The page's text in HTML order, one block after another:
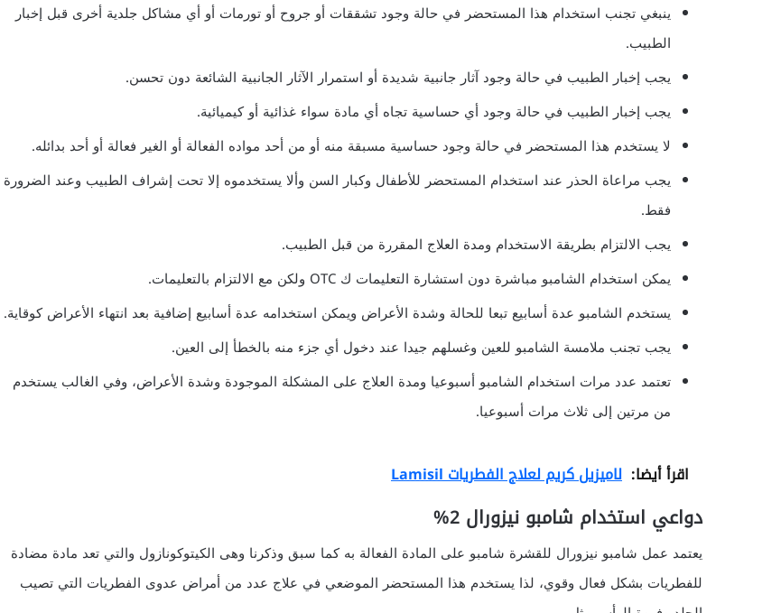
ينبغي تجنب استخدام هذا المستحضر في حالة وجود تشققات أو جروح أو تورمات أو أي مشاكل جلدية أخرى قبل إخبار
الطبيب.
يجب إخبار الطبيب في حالة وجود آثار جانبية شديدة أو استمرار الآثار الجانبية الشائعة دون تحسن.
يجب إخبار الطبيب في حالة وجود أي حساسية تجاه أي مادة سواء غذائية أو كيميائية.
لا يستخدم هذا المستحضر في حالة وجود حساسية مسبقة منه أو من أحد مواده الفعالة أو الغير فعالة أو أحد بدائله.
يجب مراعاة الحذر عند استخدام المستحضر للأطفال وكبار السن وألا يستخدموه إلا تحت إشراف الطبيب وعند الضرورة
فقط.
يجب الالتزام بطريقة الاستخدام ومدة العلاج المقررة من قبل الطبيب.
يمكن استخدام الشامبو مباشرة دون استشارة التعليمات ك OTC ولكن مع الالتزام بالتعليمات.
يستخدم الشامبو عدة أسابيع تبعا للحالة وشدة الأعراض ويمكن استخدامه عدة أسابيع إضافية بعد انتهاء الأعراض كوقاية.
يجب تجنب ملامسة الشامبو للعين وغسلهم جيدا عند دخول أي جزء منه بالخطأ إلى العين.
تعتمد عدد مرات استخدام الشامبو أسبوعيا ومدة العلاج على المشكلة الموجودة وشدة الأعراض، وفي الغالب يستخدم
من مرتين إلى ثلاث مرات أسبوعيا.
اقرأ أيضا: لاميزيل كريم لعلاج الفطريات Lamisil
دواعي استخدام شامبو نيزورال 2%
يعتمد عمل شامبو نيزورال للقشرة شامبو على المادة الفعالة به كما سبق وذكرنا وهى الكيتوكونازول والتي تعد مادة مضادة
للفطريات بشكل فعال وقوي، لذا يستخدم هذا المستحضر الموضعي في علاج عدد من أمراض عدوى الفطريات التي تصيب